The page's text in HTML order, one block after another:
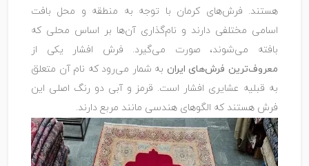
هستند. فرش‌های کرمان با توجه به منطقه و محل بافت
اسامی مختلفی دارند و نام‌گذاری آن‌ها بر اساس محلی که
بافته می‌شوند، صورت می‌گیرد. فرش افشار یکی از
معروف‌ترین فرش‌های ایران به شمار می‌رود که نام آن متعلق
به قبلیه عشایری افشار است. قرمز و آبی دو رنگ اصلی این
فرش هستند که الگوهای هندسی مانند مربع دارند.